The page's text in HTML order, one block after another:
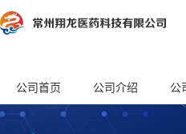
公司首页 公司介绍 公